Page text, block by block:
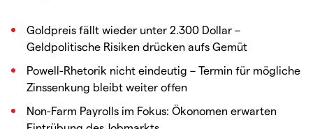
Goldpreis fällt wieder unter 2.300 Dollar –
Geldpolitische Risiken drücken aufs Gemüt
Powell-Rhetorik nicht eindeutig – Termin für mögliche
Zinssenkung bleibt weiter offen
Non-Farm Payrolls im Fokus: Ökonomen erwarten